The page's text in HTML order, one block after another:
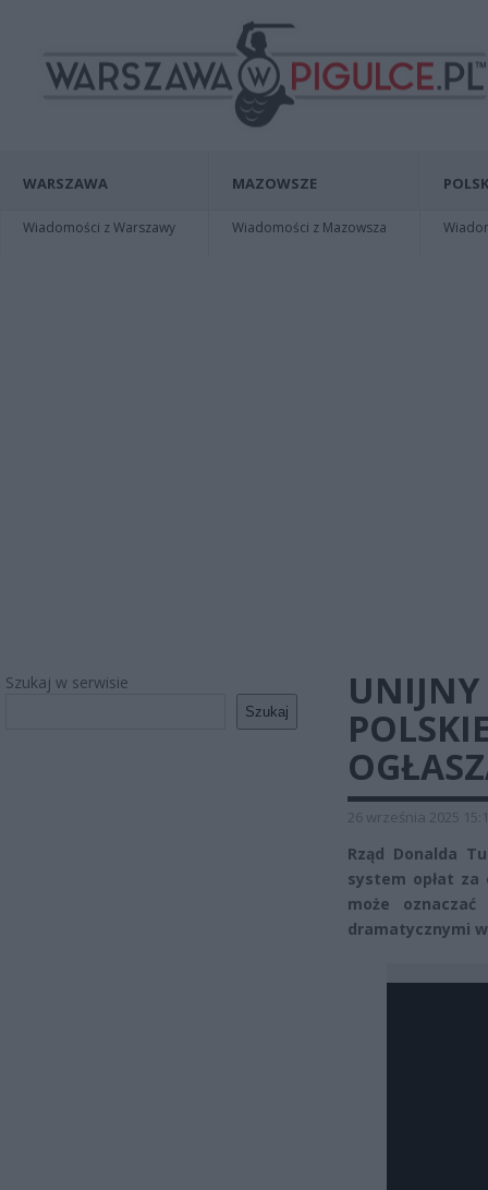
WARSZAWA
Wiadomości z Warszawy
MAZOWSZE
Wiadomości z Mazowsza
Szukaj w serwisie
Szukaj
UNIJNY
26 września 2025
Rząd Donalda
system opłat
może
dramatycznymi